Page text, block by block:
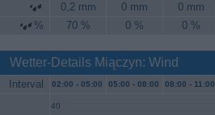
0,2 mm 0 mm 0 mm
%
70 % 0 % 0 %
Wetter-Details Miączyn: Wind
Interval 02:00 - 05:00 05:00 - 08:00 08:00 - 11:00
40